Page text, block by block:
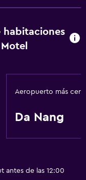
habitaciones
Aeropuerto más
Da Nang
antes de las 12:00